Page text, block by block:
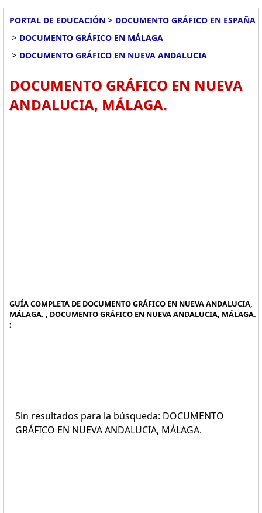
PORTAL DE EDUCACIÓN > DOCUMENTO GRÁFICO EN ESPAÑA
> DOCUMENTO GRÁFICO EN MÁLAGA
> DOCUMENTO GRÁFICO EN NUEVA ANDALUCIA
DOCUMENTO GRÁFICO EN NUEVA
ANDALUCIA, MÁLAGA.
GUÍA COMPLETA DE DOCUMENTO GRÁFICO EN NUEVA ANDALUCIA,
MÁLAGA. , DOCUMENTO GRÁFICO EN NUEVA ANDALUCIA, MÁLAGA.
:
Sin resultados para la búsqueda: DOCUMENTO
GRÁFICO EN NUEVA ANDALUCIA, MÁLAGA.